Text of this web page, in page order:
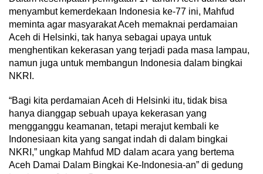
menyambut kemerdekaan Indonesia ke-77 ini, Mahfud
meminta agar masyarakat Aceh memaknai perdamaian
Aceh di Helsinki, tak hanya sebagai upaya untuk
menghentikan kekerasan yang terjadi pada masa lampau,
namun juga untuk membangun Indonesia dalam bingkai
NKRI.
“Bagi kita perdamaian Aceh di Helsinki itu, tidak bisa
hanya dianggap sebuah upaya kekerasan yang
mengganggu keamanan, tetapi merajut kembali ke
Indonesiaan kita yang sangat indah di dalam bingkai
NKRI,” ungkap Mahfud MD dalam acara yang bertema
Aceh Damai Dalam Bingkai Ke-Indonesia-an” di gedung